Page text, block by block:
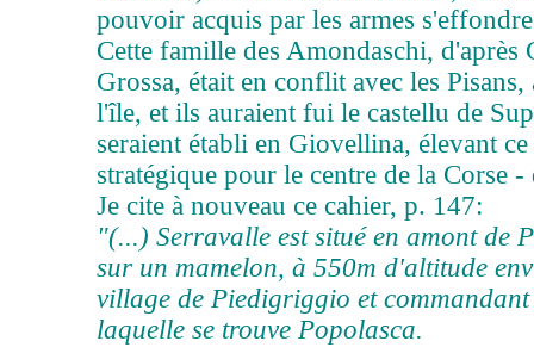
pouvoir acquis par les armes
Cette famille des Amondaschi, d'après
Grossa, était en conflit avec les
l'île, et ils auraient fui le castellu de
seraient établi en Giovellina, élevant ce
stratégique pour le centre de la Corse -
Je cite à nouveau ce cahier, p. 147:
"(...) Serravalle est situé en amont de
sur un mamelon, à 550m d'altitude
village de Piedigriggio et
laquelle se trouve Popolasca.